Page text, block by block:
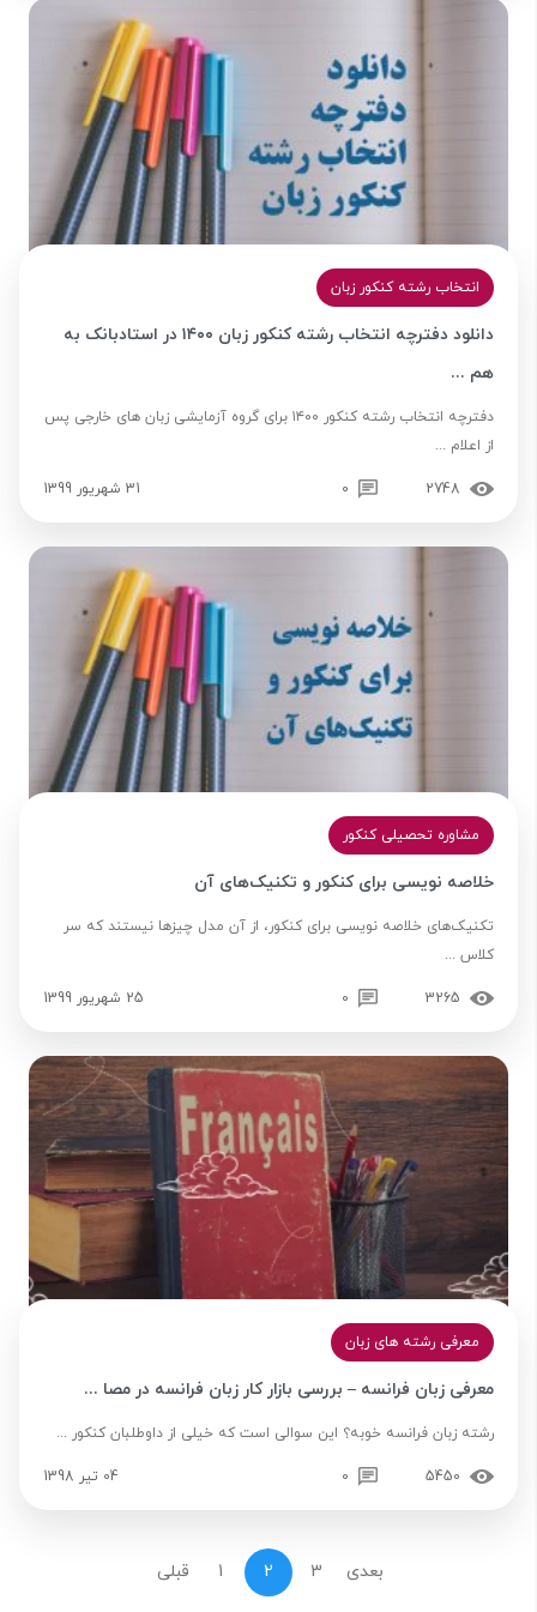
انتخاب رشته کنکور زبان
دانلود دفترچه انتخاب رشته کنکور زبان ۱۴۰۰ در استادبانک به
هم ...
دفترچه انتخاب رشته کنکور ۱۴۰۰ برای گروه آزمایشی زبان های خارجی پس
از اعلام ...
2748
0 31 شهریور 1399
مشاوره تحصیلی کنکور
خلاصه نویسی برای کنکور و تکنیک‌های آن
تکنیک‌های خلاصه نویسی برای کنکور، از آن مدل چیزها نیستند که سر
کلاس ...
3265
0 25 شهریور 1399
معرفی رشته های زبان
معرفی زبان فرانسه – بررسی بازار کار زبان فرانسه در مصا ...
رشته زبان فرانسه خوبه؟ این سوالی است که خیلی از داوطلبان کنکور ...
5450
0 04 تیر 1398
قبلی 1 2 3 بعدی